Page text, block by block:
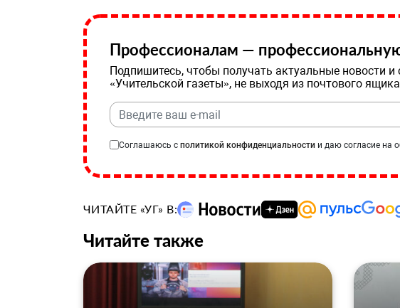
Профессионалам —
Подпишитесь, чтобы получать актуальные новости
«Учительской газеты», не выходя из почтового ящика
Соглашаюсь с политикой конфиденциальности и даю согласие на
ЧИТАЙТЕ «УГ» В:
Читайте также